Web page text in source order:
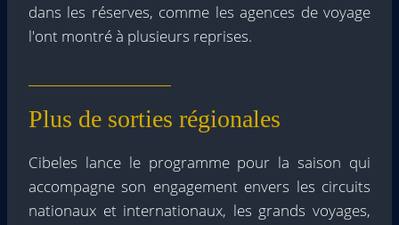
dans les réserves, comme les agences de voyage
l'ont montré à plusieurs reprises.
Plus de sorties régionales
Cibeles lance le programme pour la saison qui
accompagne son engagement envers les circuits
nationaux et internationaux, les grands voyages,